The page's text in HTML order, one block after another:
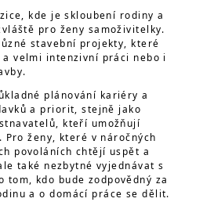
kde je skloubení rodiny a
pro ženy samoživitelky.
stavební projekty, které
velmi intenzivní práci nebo i
plánování kariéry a
a priorit, stejně jako
kteří umožňují
ženy, které v náročných
povoláních chtějí uspět a
také nezbytné vyjednávat s
tom, kdo bude zodpovědný za
a o domácí práce se dělit.